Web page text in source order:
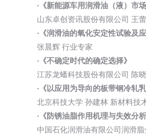
·《新能源车用润滑油（液）市
山东卓创资讯股份有限公司 王
·《润滑油的氧化安定性试验及
张晨辉 行业专家
·《不确定时代的确定选择》
江苏龙蟠科技股份有限公司 陈
·《以应用为导向的板带钢冷轧
北京科技大学 孙建林 新材料技
·《防锈油脂作用机理与失效分析
中国石化润滑油有限公司润滑